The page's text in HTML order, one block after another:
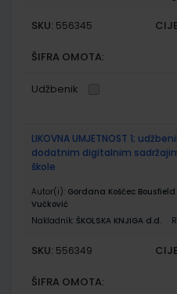
SKU: 556345
ŠIFRA OMOTA:
Udžbenik
LIKOVNA UMJETNOST 1;
dodatnim digitalnim
škole
Autor(i): Gordana Košćec
Vučković
Nakladnik: ŠKOLSKA KNJIGA d.d.
SKU: 556349
ŠIFRA OMOTA: